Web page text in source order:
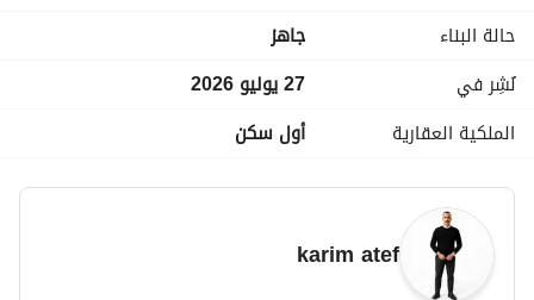
تفاصيل
عرض معلومات الاتصال
حالة البناء
جاهز
نُشِر في
27 يوليو 2026
الملكية العقارية
أول سكن
karim atef